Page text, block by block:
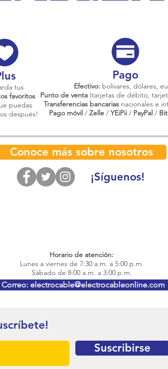
tus
favoritos
puedas
después!
Pago
Efectivo: bolívares, dólares,
Punto de venta (tarjetas de débito,
Transferencias bancariasnacionales e
Pago móvil/ Zelle/ YEiPii/ PayPal /
Conoce más sobre nosotros
¡Síguenos!
Horario de atención:
Lunes a viernes de 7:30 a.m. a 5:00 p.m.
Sábado de 8:00 a.m. a 3:00 p.m.
Correo: electrocable@electrocableonline.com
Suscribirse